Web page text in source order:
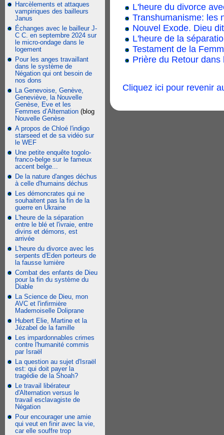
Harcèlements et attaques
vampiriques des bailleurs
Janus
Échanges avec le bailleur J-
C C. en septembre 2024 sur
le micro-ondage dans le
logement
Pour les anges travaillant
dans le système de
Négation qui ont besoin de
nos dons
La Genevoise, Genève,
Geneviève, la Nouvelle
Genèse, Eve et les
Femmes d’Alternation (blog
Nouvelle Genèse
A propos de Chloé l'indigo
starseed et de sa vidéo sur
le WEF
Une petite enquête togolo-
franco-belge sur le fameux
accent belge...
De la nature d'anges déchus
à celle d'humains déchus
Les démoncrates qui ne
souhaitent pas la fin de la
guerre en Ukraine
L'heure de la séparation
entre le blé et l'ivraie, entre
divins et démons, est
arrivée
L'heure du divorce avec les
serpents d'Eden porteurs de
la fausse lumière
Combat des enfants de Dieu
pour la fin du système du
Diable
La Science de Dieu, mon
AVC et l'infirmière
Mademoiselle Doliprane
Hubert Elie, Martine et la
Jézabel de la famille
Les impardonnables crimes
contre l'humanité commis
par Israël
La question au sujet d'Israël
est: qui doit payer la
tragédie de la Shoah?
Le travail libérateur
d'Alternation versus le
travail esclavagiste de
Négation
Pour encourager une amie
qui veut en finir avec la vie,
car elle souffre trop
L'heure du divorce
Transhumanisme: les
Nouvel Exode. Dieu
L'heure de la
Testament de la
Prière du Retour
Cliquez ici pour revenir